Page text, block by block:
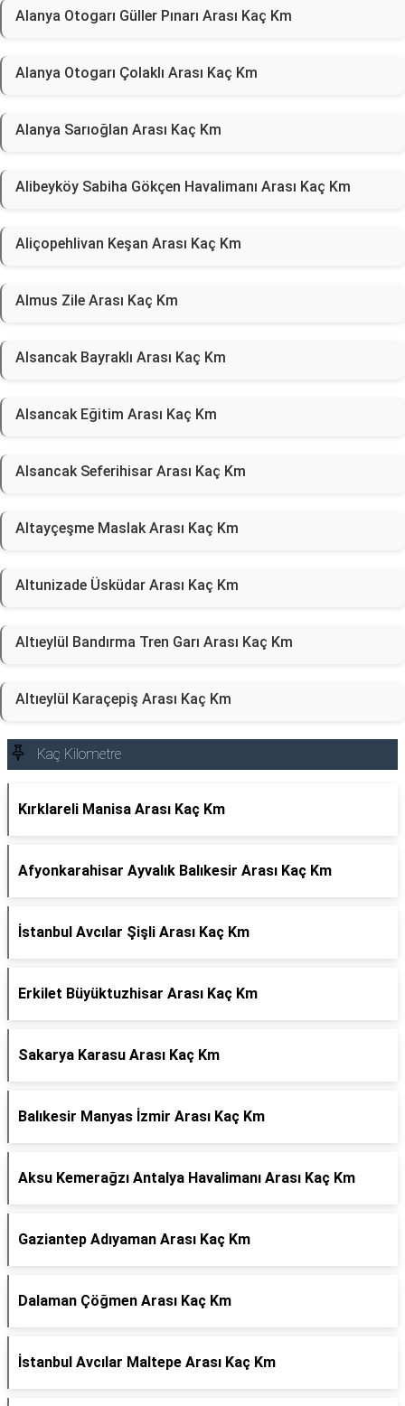
Alanya Otogarı Güller Pınarı Arası Kaç Km
Alanya Otogarı Çolaklı Arası Kaç Km
Alanya Sarıoğlan Arası Kaç Km
Alibeyköy Sabiha Gökçen Havalimanı Arası Kaç Km
Aliçopehlivan Keşan Arası Kaç Km
Almus Zile Arası Kaç Km
Alsancak Bayraklı Arası Kaç Km
Alsancak Eğitim Arası Kaç Km
Alsancak Seferihisar Arası Kaç Km
Altayçeşme Maslak Arası Kaç Km
Altunizade Üsküdar Arası Kaç Km
Altıeylül Bandırma Tren Garı Arası Kaç Km
Altıeylül Karaçepiş Arası Kaç Km
Kaç Kilometre
Kırklareli Manisa Arası Kaç Km
Afyonkarahisar Ayvalık Balıkesir Arası Kaç Km
İstanbul Avcılar Şişli Arası Kaç Km
Erkilet Büyüktuzhisar Arası Kaç Km
Sakarya Karasu Arası Kaç Km
Balıkesir Manyas İzmir Arası Kaç Km
Aksu Kemerağzı Antalya Havalimanı Arası Kaç Km
Gaziantep Adıyaman Arası Kaç Km
Dalaman Çöğmen Arası Kaç Km
İstanbul Avcılar Maltepe Arası Kaç Km